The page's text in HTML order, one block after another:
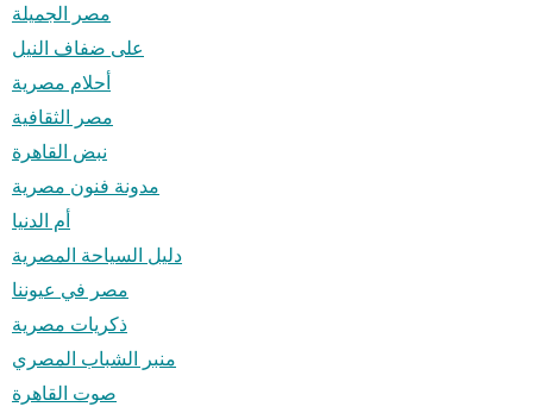
مصر الجميلة
على ضفاف النيل
أحلام مصرية
مصر الثقافية
نبض القاهرة
مدونة فنون مصرية
أم الدنيا
دليل السياحة المصرية
مصر في عيوننا
ذكريات مصرية
منبر الشباب المصري
صوت القاهرة